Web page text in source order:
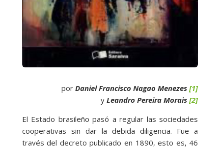
porDaniel Francisco Nagao Menezes[1]
yLeandro Pereira Morais[2]
El Estado brasileño pasó a regular las sociedades
cooperativas sin dar la debida diligencia. Fue a
través del decreto publicado en 1890, esto es, 46